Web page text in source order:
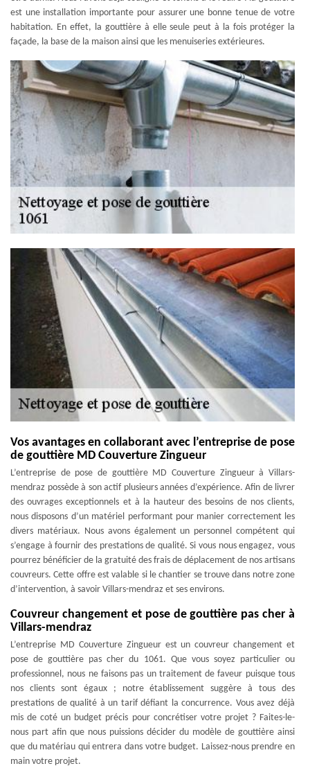
est une installation importante pour assurer une bonne tenue de votre
habitation. En effet, la gouttière à elle seule peut à la fois protéger la
façade, la base de la maison ainsi que les menuiseries extérieures.
Vos avantages en collaborant avec l’entreprise de pose
de gouttière MD Couverture Zingueur
L’entreprise de pose de gouttière MD Couverture Zingueur à Villars-
mendraz possède à son actif plusieurs années d’expérience. Afin de livrer
des ouvrages exceptionnels et à la hauteur des besoins de nos clients,
nous disposons d’un matériel performant pour manier correctement les
divers matériaux. Nous avons également un personnel compétent qui
s’engage à fournir des prestations de qualité. Si vous nous engagez, vous
pourrez bénéficier de la gratuité des frais de déplacement de nos artisans
couvreurs. Cette offre est valable si le chantier se trouve dans notre zone
d’intervention, à savoir Villars-mendraz et ses environs.
Couvreur changement et pose de gouttière pas cher à
Villars-mendraz
L’entreprise MD Couverture Zingueur est un couvreur changement et
pose de gouttière pas cher du 1061. Que vous soyez particulier ou
professionnel, nous ne faisons pas un traitement de faveur puisque tous
nos clients sont égaux ; notre établissement suggère à tous des
prestations de qualité à un tarif défiant la concurrence. Vous avez déjà
mis de coté un budget précis pour concrétiser votre projet ? Faites-le-
nous part afin que nous puissions décider du modèle de gouttière ainsi
que du matériau qui entrera dans votre budget. Laissez-nous prendre en
main votre projet.